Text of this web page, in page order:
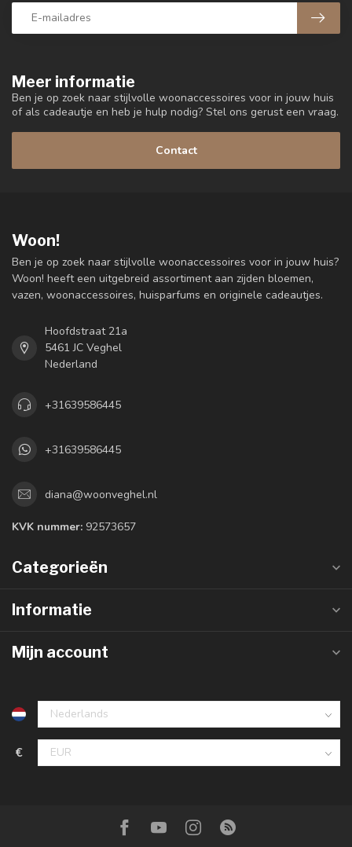
Meer informatie
Ben je op zoek naar stijlvolle woonaccessoires voor in jouw huis
of als cadeautje en heb je hulp nodig? Stel ons gerust een vraag.
Contact
Woon!
Ben je op zoek naar stijlvolle woonaccessoires voor in jouw huis?
Woon! heeft een uitgebreid assortiment aan zijden bloemen,
vazen, woonaccessoires, huisparfums en originele cadeautjes.
Hoofdstraat 21a
5461 JC Veghel
Nederland
+31639586445
+31639586445
diana@woonveghel.nl
KVK nummer: 92573657
Categorieën
Informatie
Mijn account
€